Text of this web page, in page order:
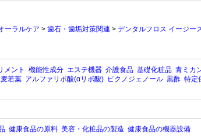
ーラルケア > 歯石・歯垢対策関連 > デンタルフロス イージー
メント 機能性成分 エステ機器 介護食品 基礎化粧品 青ミカ
若葉 アルファリポ酸(αリポ酸) ピクノジェノール 黒酢 特定
健康食品の原料 美容・化粧品の製造 健康食品の機器設備